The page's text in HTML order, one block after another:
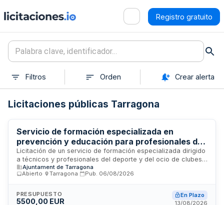
Registro gratuito
Filtros Orden Crear alerta
Licitaciones públicas Tarragona
Servicio de formación especializada en
prevención y educación para profesionales del
deporte y ocio - Ayuntamiento de Tarragona
Licitación de un servicio de formación especializada dirigido
a técnicos y profesionales del deporte y del ocio de clubes
deportivos tarraconenses. La formación aborda el papel
preventivo de estas figuras técnicas como referentes
promoción de estilos de vida saludables y la prevención del
consumo problemático de sustancias. El servicio se
Ajuntament de Tarragona
Abierto
Tarragona Pub. 06/08/2026
PRESUPUESTO
5500,00 EUR
En Plazo
13/08/2026